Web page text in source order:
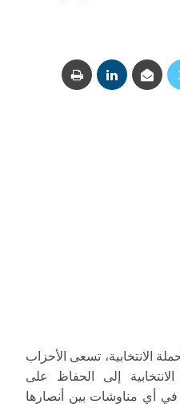
الانتخابية، تسعى الأحزاب
إلى الحفاظ على
في أي مناوشات بين أنصارها